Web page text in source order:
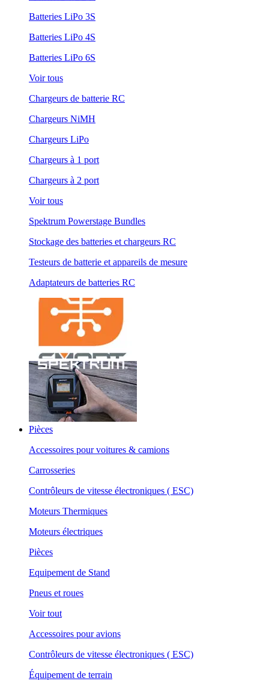
Batteries LiPo 3S
Batteries LiPo 4S
Batteries LiPo 6S
Voir tous
Chargeurs de batterie RC
Chargeurs NiMH
Chargeurs LiPo
Chargeurs à 1 port
Chargeurs à 2 port
Voir tous
Spektrum Powerstage Bundles
Stockage des batteries et chargeurs RC
Testeurs de batterie et appareils de mesure
Adaptateurs de batteries RC
Pièces
Accessoires pour voitures & camions
Carrosseries
Contrôleurs de vitesse électroniques ( ESC)
Moteurs Thermiques
Moteurs électriques
Pièces
Equipement de Stand
Pneus et roues
Voir tout
Accessoires pour avions
Contrôleurs de vitesse électroniques ( ESC)
Équipement de terrain